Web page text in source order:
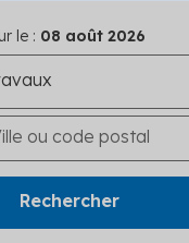
le : 08 août 2026